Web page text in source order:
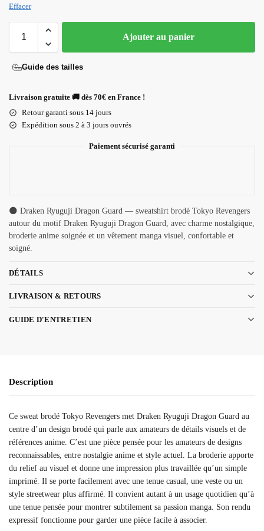
Effacer
Ajouter au panier
Guide des tailles
Livraison gratuite 🚚 dès 70€ en France !
Retour garanti sous 14 jours
Expédition sous 2 à 3 jours ouvrés
Paiement sécurisé garanti
🌑 Draken Ryuguji Dragon Guard — sweatshirt brodé Tokyo Revengers
autour du motif Draken Ryuguji Dragon Guard, avec charme nostalgique,
broderie anime soignée et un vêtement manga visuel, confortable et
soigné.
DÉTAILS
LIVRAISON & RETOURS
GUIDE D'ENTRETIEN
Description
Ce sweat brodé Tokyo Revengers met Draken Ryuguji Dragon Guard au
centre d’un design brodé qui parle aux amateurs de détails visuels et de
références anime. C’est une pièce pensée pour les amateurs de designs
reconnaissables, entre nostalgie anime et style actuel. La broderie apporte
du relief au visuel et donne une impression plus travaillée qu’un simple
imprimé. Il se porte facilement avec une tenue casual, une veste ou un
style streetwear plus affirmé. Il convient autant à un usage quotidien qu’à
une tenue pensée pour montrer subtilement sa passion manga. Son rendu
expressif fonctionne pour garder une pièce facile à associer.